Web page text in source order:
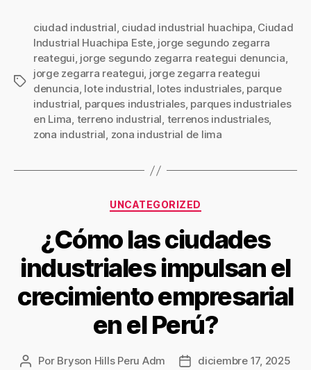
ciudad industrial, ciudad industrial huachipa, Ciudad
Industrial Huachipa Este, jorge segundo zegarra
reategui, jorge segundo zegarra reategui denuncia,
jorge zegarra reategui, jorge zegarra reategui
denuncia, lote industrial, lotes industriales, parque
industrial, parques industriales, parques industriales
en Lima, terreno industrial, terrenos industriales,
zona industrial, zona industrial de lima
UNCATEGORIZED
¿Cómo las ciudades
industriales impulsan el
crecimiento empresarial
en el Perú?
Por Bryson Hills Peru Adm
diciembre 17, 2025